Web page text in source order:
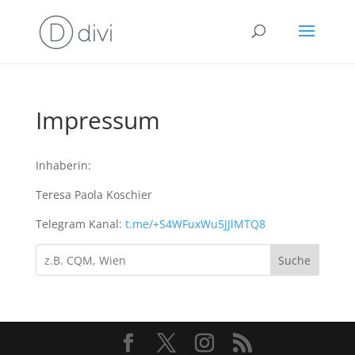
Impressum
Inhaberin:
Teresa Paola Koschier
Telegram Kanal: t.me/+S4WFuxWu5JJlMTQ8
Suche